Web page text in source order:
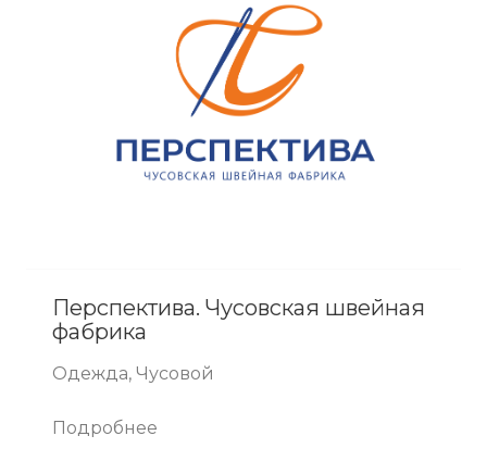
Перспектива. Чусовская швейная
фабрика
Одежда, Чусовой
Подробнее